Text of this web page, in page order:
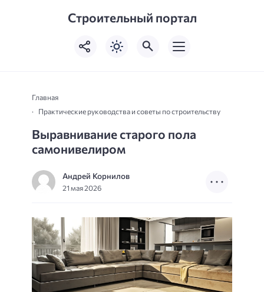
Строительный портал
Главная
Практические руководства и советы по строительству
Выравнивание старого пола
самонивелиром
Андрей Корнилов
21 мая 2026